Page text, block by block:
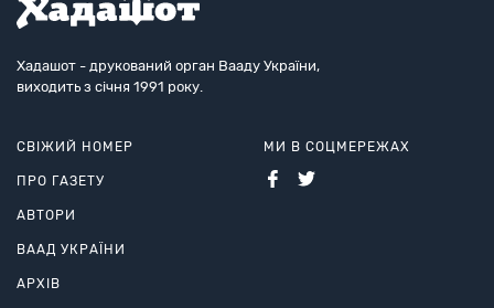
Хадашот - друкований орган Вааду України,
виходить з січня 1991 року.
СВІЖИЙ НОМЕР
ПРО ГАЗЕТУ
АВТОРИ
ВААД УКРАЇНИ
АРХІВ
МИ В СОЦМЕРЕЖАХ